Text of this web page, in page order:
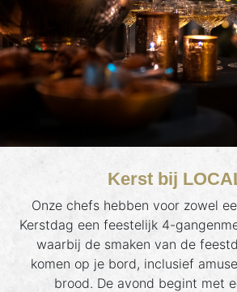
Kerst bij
Onze chefs hebben voor zowel
Kerstdag een feestelijk 4-
waarbij de smaken van de
komen op je bord, inclusief
brood. De avond begint met